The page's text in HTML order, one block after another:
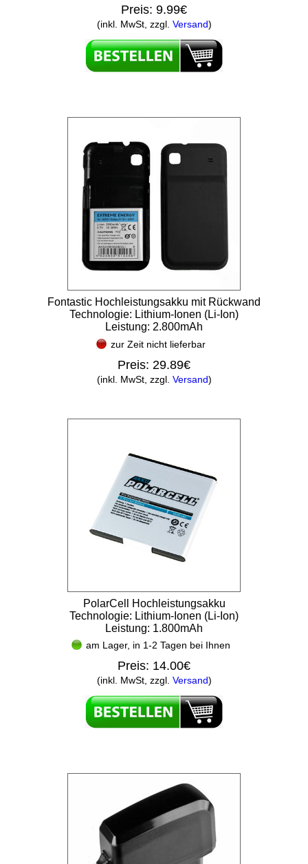
Preis: 9.99€
(inkl. MwSt, zzgl. Versand)
Fontastic Hochleistungsakku mit Rückwand
Technologie: Lithium-Ionen (Li-Ion)
Leistung: 2.800mAh
zur Zeit nicht lieferbar
Preis: 29.89€
(inkl. MwSt, zzgl. Versand)
PolarCell Hochleistungsakku
Technologie: Lithium-Ionen (Li-Ion)
Leistung: 1.800mAh
am Lager, in 1-2 Tagen bei Ihnen
Preis: 14.00€
(inkl. MwSt, zzgl. Versand)